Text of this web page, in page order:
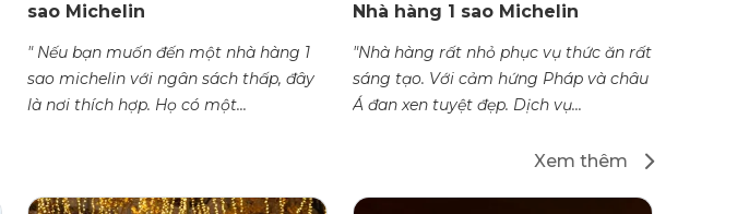
sao Michelin
" Nếu bạn muốn đến một nhà hàng 1
sao michelin với ngân sách thấp, đây
là nơi thích hợp. Họ có một...
Nhà hàng 1 sao Michelin
"Nhà hàng rất nhỏ phục vụ thức ăn rất
sáng tạo. Với cảm hứng Pháp và châu
Á đan xen tuyệt đẹp. Dịch vụ...
Xem thêm